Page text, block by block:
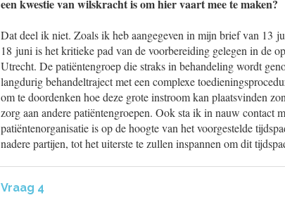
een kwestie van wilskracht is om hier vaart mee te maken?
Dat deel ik niet. Zoals ik heb aangegeven in mijn brief van 13
18 juni is het kritieke pad van de voorbereiding gelegen in de
Utrecht. De patiëntengroep die straks in behandeling wordt
langdurig behandeltraject met een complexe
om te doordenken hoe deze grote instroom kan plaatsvinden
zorg aan andere patiëntengroepen. Ook sta ik in nauw contact
patiëntenorganisatie is op de hoogte van het voorgestelde
nadere partijen, tot het uiterste te zullen inspannen om dit
Vraag 4